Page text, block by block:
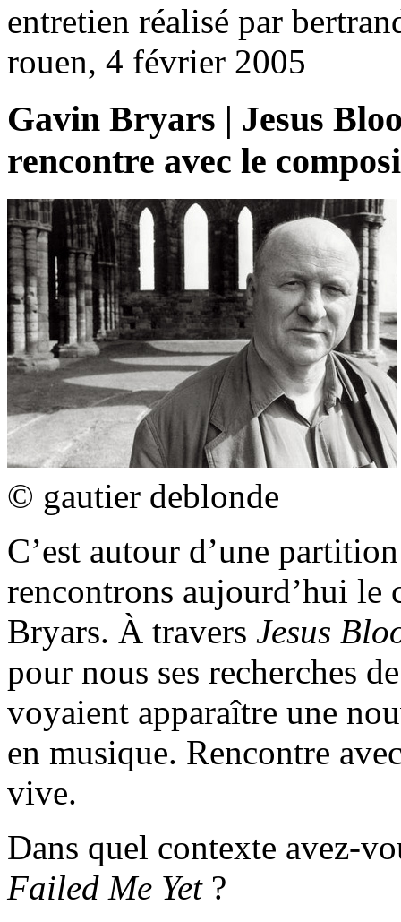
entretien réalisé par
rouen, 4 février 2005
Gavin Bryars | Jesus
rencontre avec le
© gautier deblonde
C’est autour d’une
rencontrons aujourd’hui
Bryars. À travers Jesus
pour nous ses recherches
voyaient apparaître une
en musique. Rencontre
vive.
Dans quel contexte avez-
Failed Me Yet ?